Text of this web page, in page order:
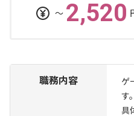
〜 2,520
職務内容
ゲ
す。
具